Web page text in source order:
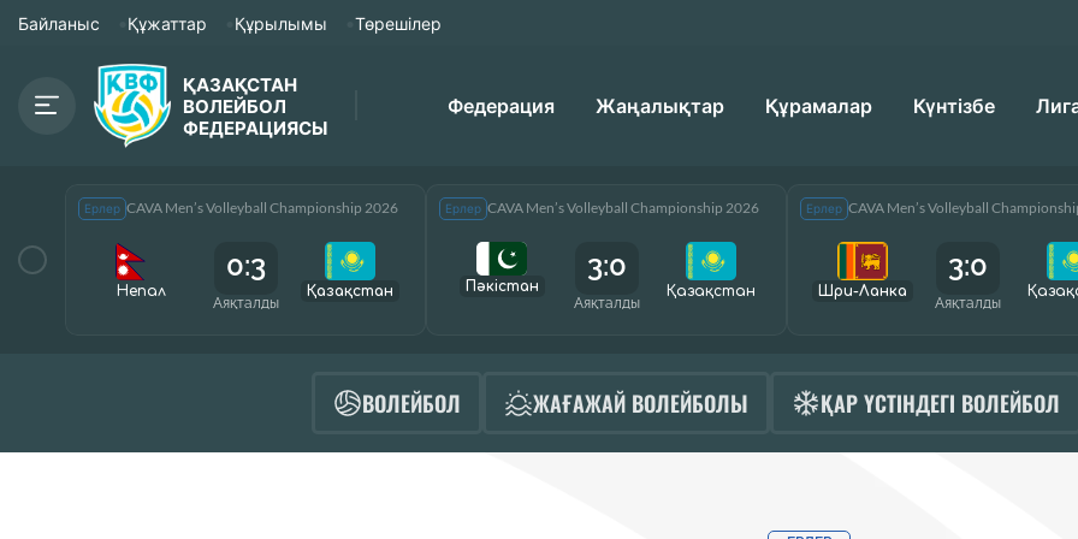
Байланыс Құжаттар Құрылымы Төрешілер
ҚАЗАҚСТАН
ВОЛЕЙБОЛ
ФЕДЕРАЦИЯСЫ
Федерация Жаңалықтар Құрамалар Күнтізбе
Ерлер CAVA Men’s Volleyball Championship 2026
Непал
0:3
Аяқталды
Қазақcтан
Ерлер CAVA Men’s Volleyball Championship 2026
Пәкістан
3:0
Аяқталды
Қазақcтан
Ерлер CAVA Men’s Volleyball
Шри-Ланка
3:0
Аяқталды
ВОЛЕЙБОЛ ЖАҒАЖАЙ ВОЛЕЙБОЛЫ ҚАР ҮСТІНДЕГІ ВОЛЕЙБОЛ